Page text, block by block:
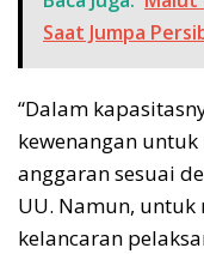
Saat Jumpa
“Dalam
kewenangan
anggaran sesuai
UU. Namun,
kelancaran